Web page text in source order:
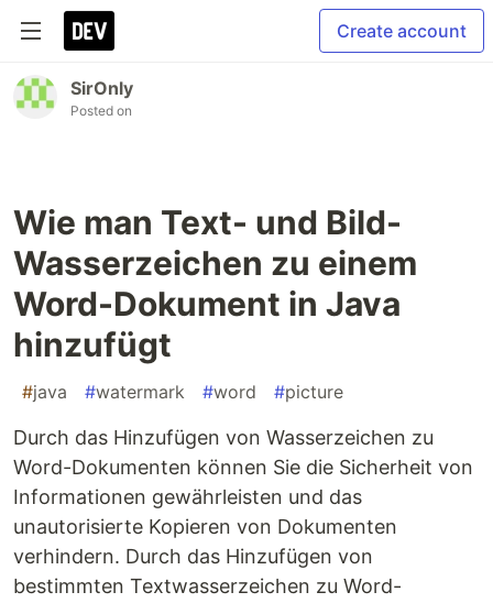
Create account
SirOnly
Posted on
Wie man Text- und Bild-
Wasserzeichen zu einem
Word-Dokument in Java
hinzufügt
#java #watermark #word #picture
Durch das Hinzufügen von Wasserzeichen zu
Word-Dokumenten können Sie die Sicherheit von
Informationen gewährleisten und das
unautorisierte Kopieren von Dokumenten
verhindern. Durch das Hinzufügen von
bestimmten Textwasserzeichen zu Word-